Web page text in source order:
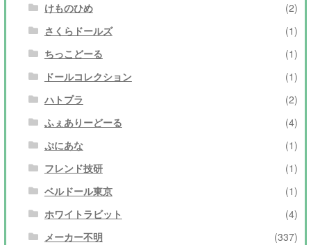
けものひめ
(2)
さくらドールズ
(1)
ちっこどーる
(1)
ドールコレクション
(1)
ハトプラ
(2)
ふぇありーどーる
(4)
ぷにあな
(1)
フレンド技研
(1)
ベルドール東京
(1)
ホワイトラビット
(4)
メーカー不明
(337)